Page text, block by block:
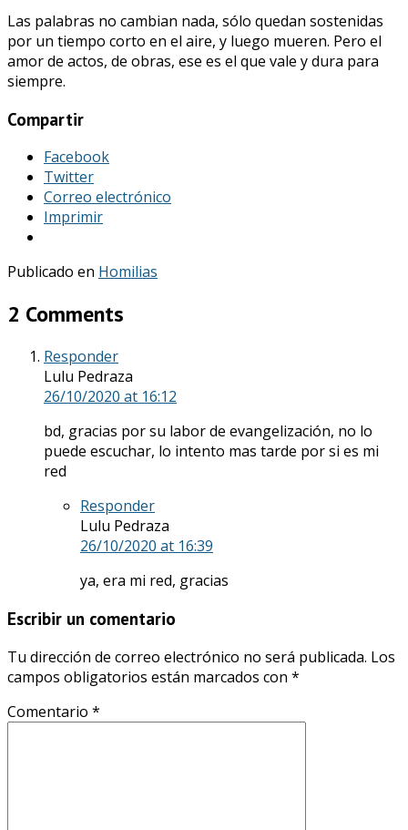
Las palabras no cambian nada, sólo quedan sostenidas
por un tiempo corto en el aire, y luego mueren. Pero el
amor de actos, de obras, ese es el que vale y dura para
siempre.
Compartir
Facebook
Twitter
Correo electrónico
Imprimir
Publicado en Homilias
2 Comments
Responder
Lulu Pedraza
26/10/2020 at 16:12
bd, gracias por su labor de evangelización, no lo
puede escuchar, lo intento mas tarde por si es mi
red
Responder
Lulu Pedraza
26/10/2020 at 16:39
ya, era mi red, gracias
Escribir un comentario
Tu dirección de correo electrónico no será publicada. Los
campos obligatorios están marcados con *
Comentario *